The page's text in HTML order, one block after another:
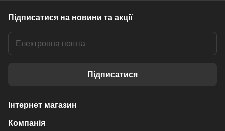
Підписатися на новини та акції
Підписатися
Інтернет магазин
Компанія